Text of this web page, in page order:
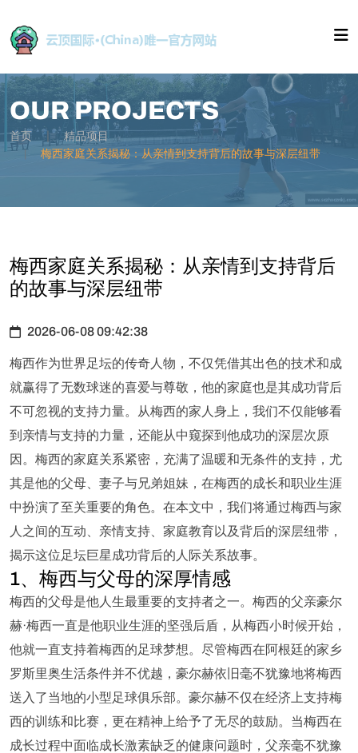
OUR PROJECTS
首页
精品项目
梅西家庭关系揭秘：从亲情到支持背后的故事与深层纽带
梅西家庭关系揭秘：从亲情到支持背后
的故事与深层纽带
2026-06-08 09:42:38
梅西作为世界足坛的传奇人物，不仅凭借其出色的技术和成
就赢得了无数球迷的喜爱与尊敬，他的家庭也是其成功背后
不可忽视的支持力量。从梅西的家人身上，我们不仅能够看
到亲情与支持的力量，还能从中窥探到他成功的深层次原
因。梅西的家庭关系紧密，充满了温暖和无条件的支持，尤
其是他的父母、妻子与兄弟姐妹，在梅西的成长和职业生涯
中扮演了至关重要的角色。在本文中，我们将通过梅西与家
人之间的互动、亲情支持、家庭教育以及背后的深层纽带，
揭示这位足坛巨星成功背后的人际关系故事。
1、梅西与父母的深厚情感
梅西的父母是他人生最重要的支持者之一。梅西的父亲豪尔
赫·梅西一直是他职业生涯的坚强后盾，从梅西小时候开始，
他就一直支持着梅西的足球梦想。尽管梅西在阿根廷的家乡
罗斯里奥生活条件并不优越，豪尔赫依旧毫不犹豫地将梅西
送入了当地的小型足球俱乐部。豪尔赫不仅在经济上支持梅
西的训练和比赛，更在精神上给予了无尽的鼓励。当梅西在
成长过程中面临成长激素缺乏的健康问题时，父亲毫不犹豫